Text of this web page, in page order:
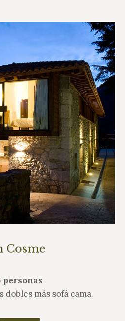
Cosme
personas
dobles más sofá cama.